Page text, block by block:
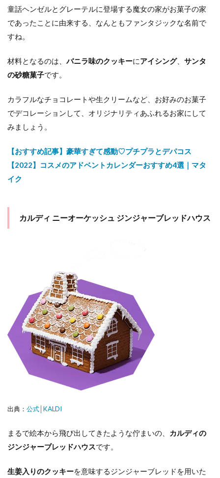
童話ヘンゼルとグレーテルに登場する魔女の家がお菓子の家
であったことに由来する、なんともファンタジックな名前で
すね。
材料となるのは、バニラ味のクッキーにアイシング、 サンタ
の砂糖菓子です。
カラフルなチョコレートや生クリームなど、お好みのお菓子
でデコレーションして、オリジナリティあふれるお家にして
みましょう。
【おすすめ記事】豪華すぎて感動♡プチプラとデパコス
【2022】コスメのアドベントカレンダーおすすめ4選｜マタ
イク
カルディ ニーオーケッシュ ジンジャーブレッドハウス
出典： 公式│KALDI
まるで絵本から飛び出してきたような佇まいの、
カルディの
ジンジャーブレッドハウスです。
生姜入りのクッキーを意味するジンジャーブレッドを用いた